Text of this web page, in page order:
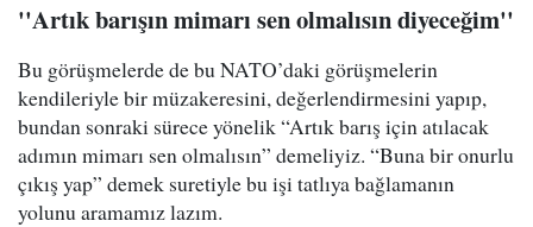
''Artık barışın mimarı sen olmalısın diyeceğim''
Bu görüşmelerde de bu NATO’daki görüşmelerin
kendileriyle bir müzakeresini, değerlendirmesini yapıp,
bundan sonraki sürece yönelik “Artık barış için atılacak
adımın mimarı sen olmalısın” demeliyiz. “Buna bir onurlu
çıkış yap” demek suretiyle bu işi tatlıya bağlamanın
yolunu aramamız lazım.